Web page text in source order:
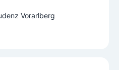
Vorarlberg